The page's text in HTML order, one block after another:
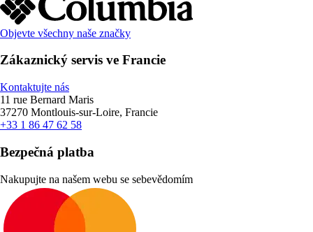
Objevte všechny naše značky
Zákaznický servis ve Francie
Kontaktujte nás
11 rue Bernard Maris
37270 Montlouis-sur-Loire, Francie
+33 1 86 47 62 58
Bezpečná platba
Nakupujte na našem webu se sebevědomím